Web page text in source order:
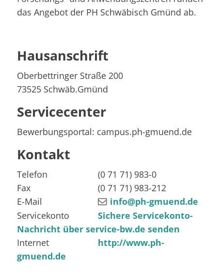
das Angebot der PH Schwäbisch Gmünd ab.
Hausanschrift
Oberbettringer Straße 200
73525 Schwäb.Gmünd
Servicecenter
Bewerbungsportal: campus.ph-gmuend.de
Kontakt
Telefon (0 71 71) 983-0
Fax
(0 71 71) 983-212
E-Mail
info@ph-gmuend.de
Servicekonto
Sichere Servicekonto-
Nachricht über service-bw.de senden
Internet
http://www.ph-
gmuend.de